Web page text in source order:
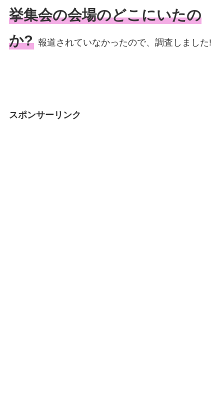
挙集会の会場のどこにいたの
か? 報道されていなかったので、調査しました!
スポンサーリンク